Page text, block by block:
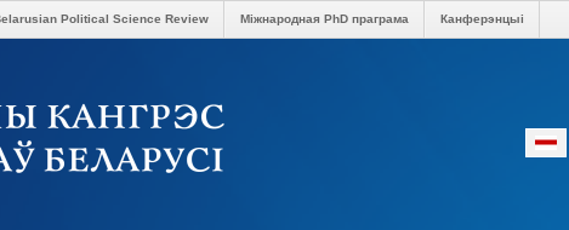
Political Science Review Міжнародная PhD праграма Канферэнцыі